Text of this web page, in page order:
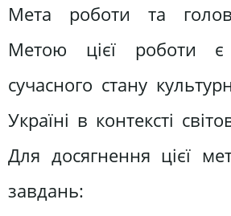
Мета роботи та
Метою цієї роботи є
сучасного стану
Україні в контексті
Для досягнення цієї
завдань: